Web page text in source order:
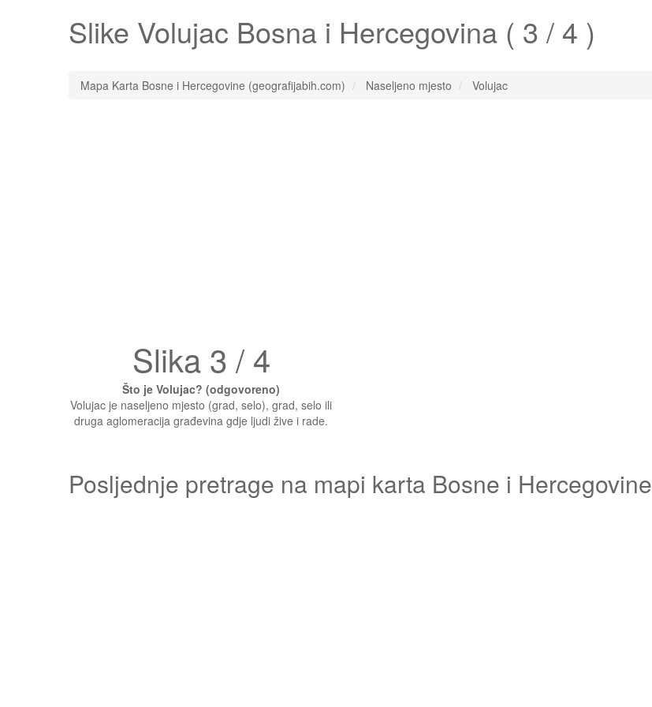
Slike Volujac Bosna i Hercegovina ( 3 / 4 )
Mapa Karta Bosne i Hercegovine (geografijabih.com) Naseljeno mjesto Volujac
Slika 3 / 4
Što je Volujac? (odgovoreno)
Volujac je naseljeno mjesto (grad, selo), grad, selo ili
druga aglomeracija građevina gdje ljudi žive i rade.
Posljednje pretrage na mapi karta Bosne i Hercegovine